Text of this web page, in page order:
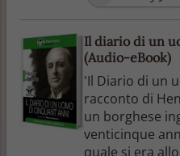
Il diario di un
(Audio-eBook)
'Il Diario di un
racconto di
un borghese
venticinque
quale si era